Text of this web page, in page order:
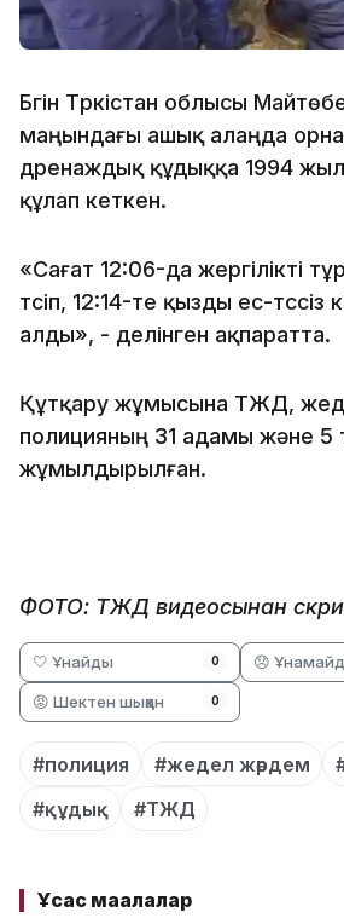
Бүгін Түркістан облысы
маңындағы ашық алаңда
дренаждық құдыққа 1994
құлап кеткен.
«Сағат 12:06-да жергілікті
түсіп, 12:14-те қызды ес-түссіз
алды», - делінген ақпаратта.
Құтқару жұмысына ТЖД,
полицияның 31 адамы және 5
жұмылдырылған.
ФОТО: ТЖД видеосынан
🤍 Ұнайды 0 😞
😡 Шектен шыққан 0
#полиция #жедел жәрдем
#құдық
#ТЖД
Ұқсас мақалалар